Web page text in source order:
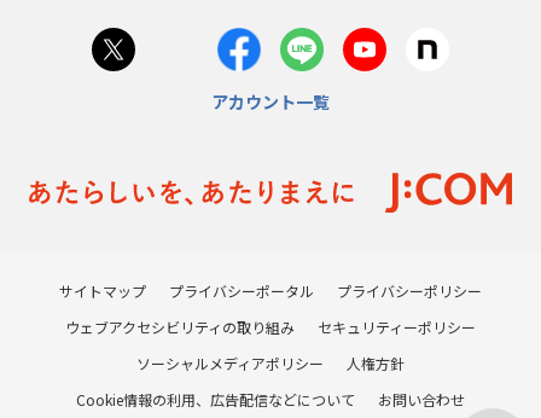
アカウント一覧
サイトマップ プライバシーポータル
プライバシーポリシー
ウェブアクセシビリティの取り組み
セキュリティーポリシー
ソーシャルメディアポリシー
人権方針
Cookie情報の利用、広告配信などについて
お問い合わせ